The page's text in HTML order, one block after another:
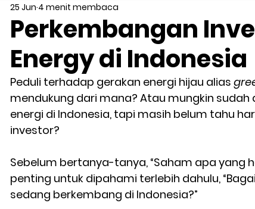
Digital Makroekonomi
Perkembangan
Energy di Indonesia
25 Jun 4 menit membaca
Peduli terhadap gerakan energi hijau alias
mendukung dari mana? Atau mungkin
energi di Indonesia, tapi masih belum tahu
investor?
Sebelum bertanya-tanya, “Saham apa yang
penting untuk dipahami terlebih dahulu,
sedang berkembang di Indonesia?”